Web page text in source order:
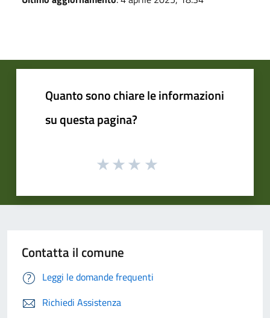
Quanto sono chiare le informazioni
su questa pagina?
Contatta il comune
Leggi le domande frequenti
Richiedi Assistenza